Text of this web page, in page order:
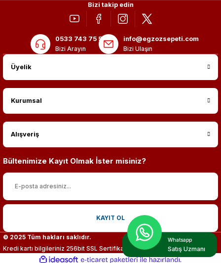
Bizi takip edin
0533 743 75 56
Bizi Arayın
info@egzozsepeti.com
Bizi Ulaşın
Üyelik
Kurumsal
Alışveriş
Bültenimize Kayıt Olmak İster misiniz?
KAYIT OL
© 2025 Tüm hakları saklıdır.
Kredi kartı bilgileriniz 256bit SSL Sertifikası ile %100 koruma altındadır.
Whatsapp
Satış Uzmanı
ideasoft e-